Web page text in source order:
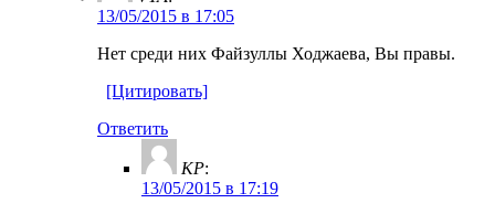
13/05/2015 в 17:05
Нет среди них Файзуллы Ходжаева, Вы правы.
[Цитировать]
Ответить
KP:
13/05/2015 в 17:19